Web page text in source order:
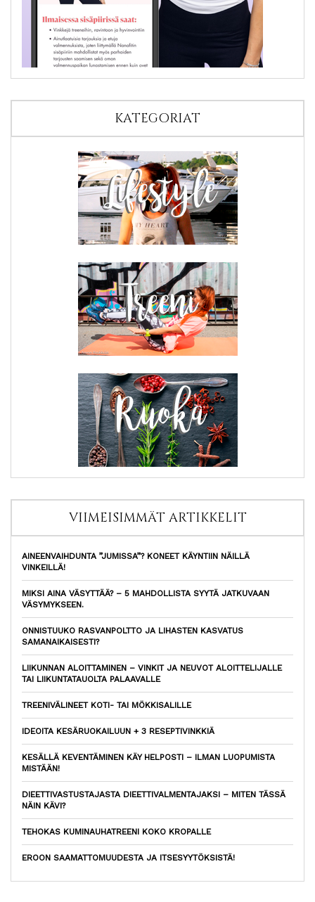
KATEGORIAT
VIIMEISIMMÄT ARTIKKELIT
AINEENVAIHDUNTA ”JUMISSA”? KONEET KÄYNTIIN NÄILLÄ
VINKEILLÄ!
MIKSI AINA VÄSYTTÄÄ? – 5 MAHDOLLISTA SYYTÄ JATKUVAAN
VÄSYMYKSEEN.
ONNISTUUKO RASVANPOLTTO JA LIHASTEN KASVATUS
SAMANAIKAISESTI?
LIIKUNNAN ALOITTAMINEN – VINKIT JA NEUVOT ALOITTELIJALLE
TAI LIIKUNTATAUOLTA PALAAVALLE
TREENIVÄLINEET KOTI- TAI MÖKKISALILLE
IDEOITA KESÄRUOKAILUUN + 3 RESEPTIVINKKIÄ
KESÄLLÄ KEVENTÄMINEN KÄY HELPOSTI – ILMAN LUOPUMISTA
MISTÄÄN!
DIEETTIVASTUSTAJASTA DIEETTIVALMENTAJAKSI – MITEN TÄSSÄ
NÄIN KÄVI?
TEHOKAS KUMINAUHATREENI KOKO KROPALLE
EROON SAAMATTOMUUDESTA JA ITSESYYTÖKSISTÄ!